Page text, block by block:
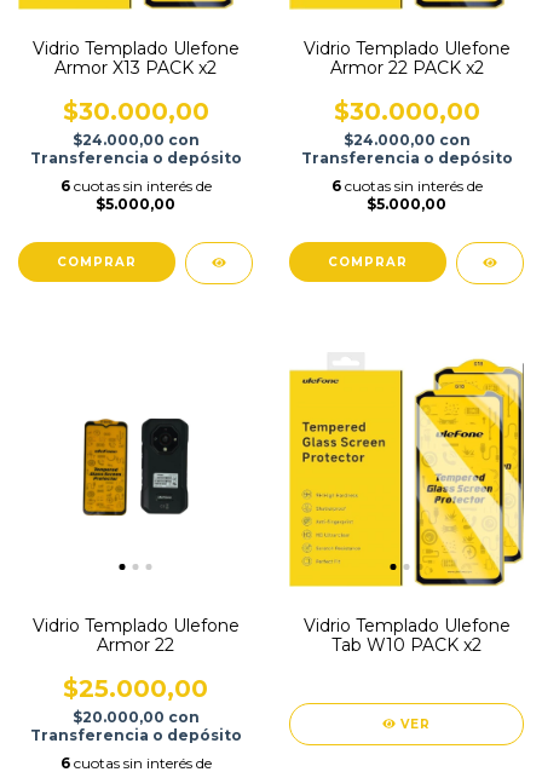
Vidrio Templado Ulefone
Armor X13 PACK x2
$30.000,00
$24.000,00 con
Transferencia o depósito
6 cuotas sin interés de
$5.000,00
Vidrio Templado Ulefone
Armor 22 PACK x2
$30.000,00
$24.000,00 con
Transferencia o depósito
6 cuotas sin interés de
$5.000,00
Vidrio Templado Ulefone
Armor 22
$25.000,00
$20.000,00 con
Transferencia o depósito
6 cuotas sin interés de
Vidrio Templado Ulefone
Tab W10 PACK x2
VER